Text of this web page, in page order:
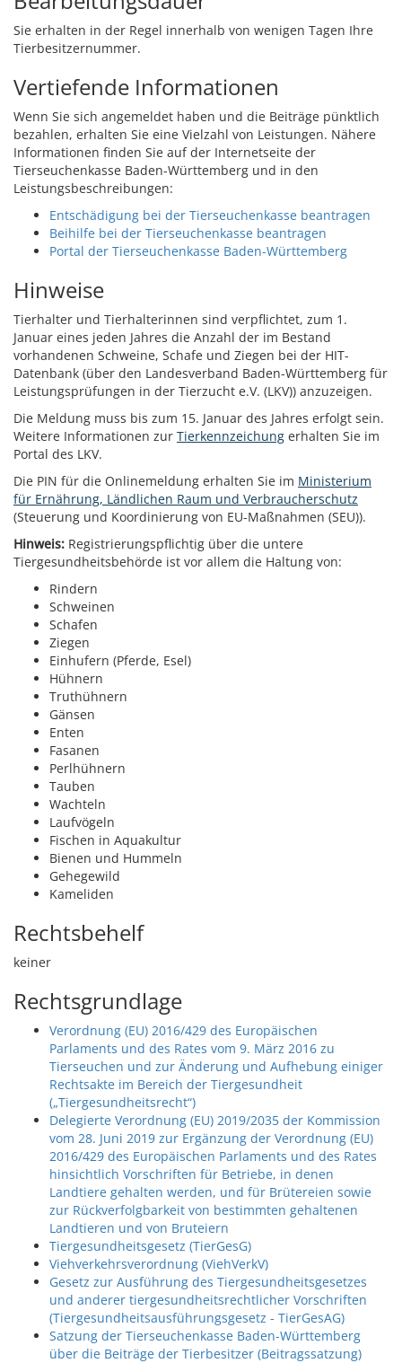
Sie erhalten in der Regel innerhalb von wenigen Tagen Ihre
Tierbesitzernummer.
Vertiefende Informationen
Wenn Sie sich angemeldet haben und die Beiträge pünktlich
bezahlen, erhalten Sie eine Vielzahl von Leistungen. Nähere
Informationen finden Sie auf der Internetseite der
Tierseuchenkasse Baden-Württemberg und in den
Leistungsbeschreibungen:
Entschädigung bei der Tierseuchenkasse beantragen
Beihilfe bei der Tierseuchenkasse beantragen
Portal der Tierseuchenkasse Baden-Württemberg
Hinweise
Tierhalter und Tierhalterinnen sind verpflichtet, zum 1.
Januar eines jeden Jahres die Anzahl der im Bestand
vorhandenen Schweine, Schafe und Ziegen bei der HIT-
Datenbank (über den Landesverband Baden-Württemberg für
Leistungsprüfungen in der Tierzucht e.V. (LKV)) anzuzeigen.
Die Meldung muss bis zum 15. Januar des Jahres erfolgt sein.
Weitere Informationen zur Tierkennzeichung erhalten Sie im
Portal des LKV.
Die PIN für die Onlinemeldung erhalten Sie im Ministerium
für Ernährung, Ländlichen Raum und Verbraucherschutz
(Steuerung und Koordinierung von EU-Maßnahmen (SEU)).
Hinweis: Registrierungspflichtig über die untere
Tiergesundheitsbehörde ist vor allem die Haltung von:
Rindern
Schweinen
Schafen
Ziegen
Einhufern (Pferde, Esel)
Hühnern
Truthühnern
Gänsen
Enten
Fasanen
Perlhühnern
Tauben
Wachteln
Laufvögeln
Fischen in Aquakultur
Bienen und Hummeln
Gehegewild
Kameliden
Rechtsbehelf
keiner
Rechtsgrundlage
Verordnung (EU) 2016/429 des Europäischen
Parlaments und des Rates vom 9. März 2016 zu
Tierseuchen und zur Änderung und Aufhebung einiger
Rechtsakte im Bereich der Tiergesundheit
(„Tiergesundheitsrecht“)
Delegierte Verordnung (EU) 2019/2035 der Kommission
vom 28. Juni 2019 zur Ergänzung der Verordnung (EU)
2016/429 des Europäischen Parlaments und des Rates
hinsichtlich Vorschriften für Betriebe, in denen
Landtiere gehalten werden, und für Brütereien sowie
zur Rückverfolgbarkeit von bestimmten gehaltenen
Landtieren und von Bruteiern
Tiergesundheitsgesetz (TierGesG)
Viehverkehrsverordnung (ViehVerkV)
Gesetz zur Ausführung des Tiergesundheitsgesetzes
und anderer tiergesundheitsrechtlicher Vorschriften
(Tiergesundheitsausführungsgesetz - TierGesAG)
Satzung der Tierseuchenkasse Baden-Württemberg
über die Beiträge der Tierbesitzer (Beitragssatzung)